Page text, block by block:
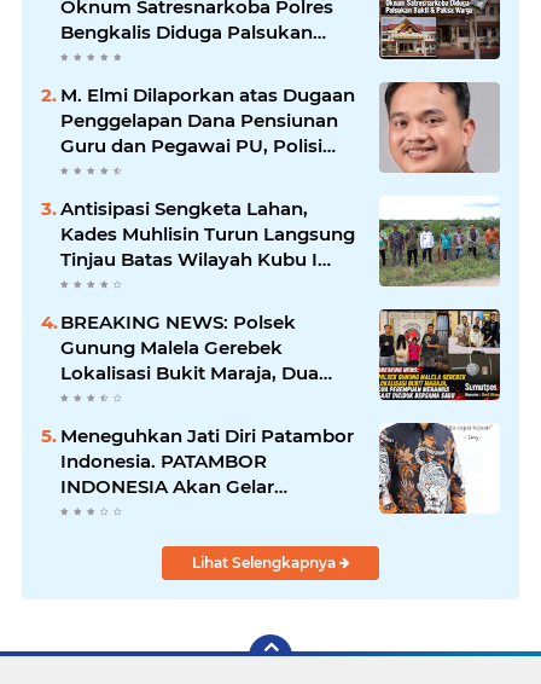
Oknum Satresnarkoba Polres
Bengkalis Diduga Palsukan
Barang Bukti Hingga Paksa
Warga Hadir di TKP
M. Elmi Dilaporkan atas Dugaan
Penggelapan Dana Pensiunan
Guru dan Pegawai PU, Polisi
Pastikan Proses Hukum
Berjalan
Antisipasi Sengketa Lahan,
Kades Muhlisin Turun Langsung
Tinjau Batas Wilayah Kubu I
yang Diduga Diserobot PT Jatim
BREAKING NEWS: Polsek
Gunung Malela Gerebek
Lokalisasi Bukit Maraja, Dua
Perempuan Menangis Saat
Diciduk Bersama Sabu
Meneguhkan Jati Diri Patambor
Indonesia. PATAMBOR
INDONESIA Akan Gelar
RAKERNAS II Di Jakarta.
Lihat Selengkapnya